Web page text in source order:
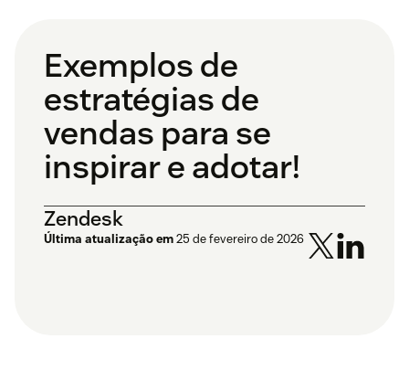
Exemplos de
estratégias de
vendas para se
inspirar e adotar!
Zendesk
Última atualização em25 de fevereiro de 2026